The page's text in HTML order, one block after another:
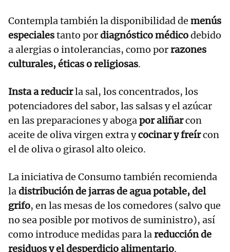
Contempla también la disponibilidad de menús
especialestanto pordiagnóstico médicodebido
a alergias o intolerancias, como porrazones
culturales, éticas o religiosas.
Insta a reducirla sal, los concentrados, los
potenciadores del sabor, las salsas y el azúcar
en las preparaciones y abogapor aliñarcon
aceite de oliva virgen extra ycocinar y freírcon
el de oliva o girasol alto oleico.
La iniciativa de Consumo también recomienda
ladistribución de jarras de agua potable, del
grifo, en las mesas de los comedores (salvo que
no sea posible por motivos de suministro), así
como introduce medidas para lareducción de
residuos y el desperdicio alimentario.